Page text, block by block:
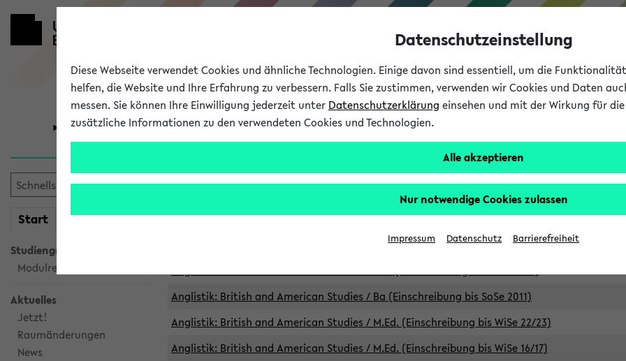
Universität Forschung Studium
Start meineKVV
Studiengangsauswahl
Modulrecherche
Aktuelles
Jetzt!
Raumänderungen
News
Archivierte Studiengänge
Anglistik: British and American Studies / B.A. (Einschreibung bis WiSe 16/17)
Anglistik: British and American Studies / B.A. (Einschreibung bis SoSe 2015)
Anglistik: British and American Studies / Ba (Einschreibung bis SoSe 2011)
Anglistik: British and American Studies / M.Ed. (Einschreibung bis WiSe 22/23)
Anglistik: British and American Studies / M.Ed. (Einschreibung bis WiSe 16/17)
Datenschutzeinstellung
Diese Webseite verwendet Cookies und ähnliche Technologien. Einige davon sind essentiell, um die
helfen, die Website und Ihre Erfahrung zu verbessern. Falls Sie zustimmen, verwenden wir Cookies und Daten
messen. Sie können Ihre Einwilligung jederzeit unter Datenschutzerklärung einsehen und mit der Wirkung für
zusätzliche Informationen zu den verwendeten Cookies und Technologien.
Alle akzeptieren
Nur notwendige Cookies zulassen
Impressum Datenschutz Barrierefreiheit